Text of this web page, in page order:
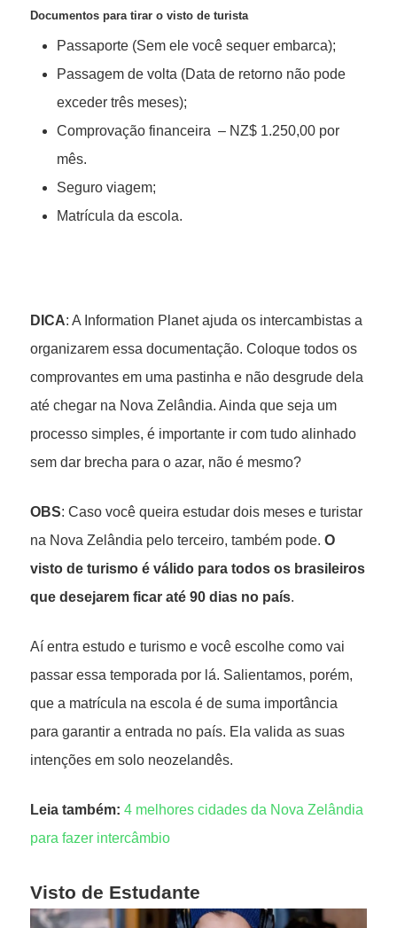
Documentos para tirar o visto de turista
Passaporte (Sem ele você sequer embarca);
Passagem de volta (Data de retorno não pode
exceder três meses);
Comprovação financeira – NZ$ 1.250,00 por
mês.
Seguro viagem;
Matrícula da escola.
DICA: A Information Planet ajuda os intercambistas a
organizarem essa documentação. Coloque todos os
comprovantes em uma pastinha e não desgrude dela
até chegar na Nova Zelândia. Ainda que seja um
processo simples, é importante ir com tudo alinhado
sem dar brecha para o azar, não é mesmo?
OBS: Caso você queira estudar dois meses e turistar
na Nova Zelândia pelo terceiro, também pode. O
visto de turismo é válido para todos os brasileiros
que desejarem ficar até 90 dias no país.
Aí entra estudo e turismo e você escolhe como vai
passar essa temporada por lá. Salientamos, porém,
que a matrícula na escola é de suma importância
para garantir a entrada no país. Ela valida as suas
intenções em solo neozelandês.
Leia também: 4 melhores cidades da Nova Zelândia
para fazer intercâmbio
Visto de Estudante